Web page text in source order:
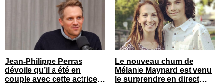
Jean-Philippe Perras
dévoile qu’il a été en
couple avec cette actrice
Le nouveau chum de
Mélanie Maynard est venu
le surprendre en direct